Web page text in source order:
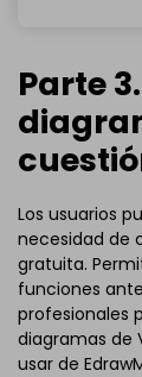
Parte
Los usuarios
necesidad de
gratuita.
funciones
profesionales
diagramas de
usar de